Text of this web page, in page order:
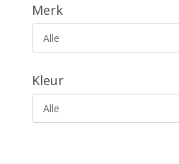
Merk
Alle
Kleur
Alle